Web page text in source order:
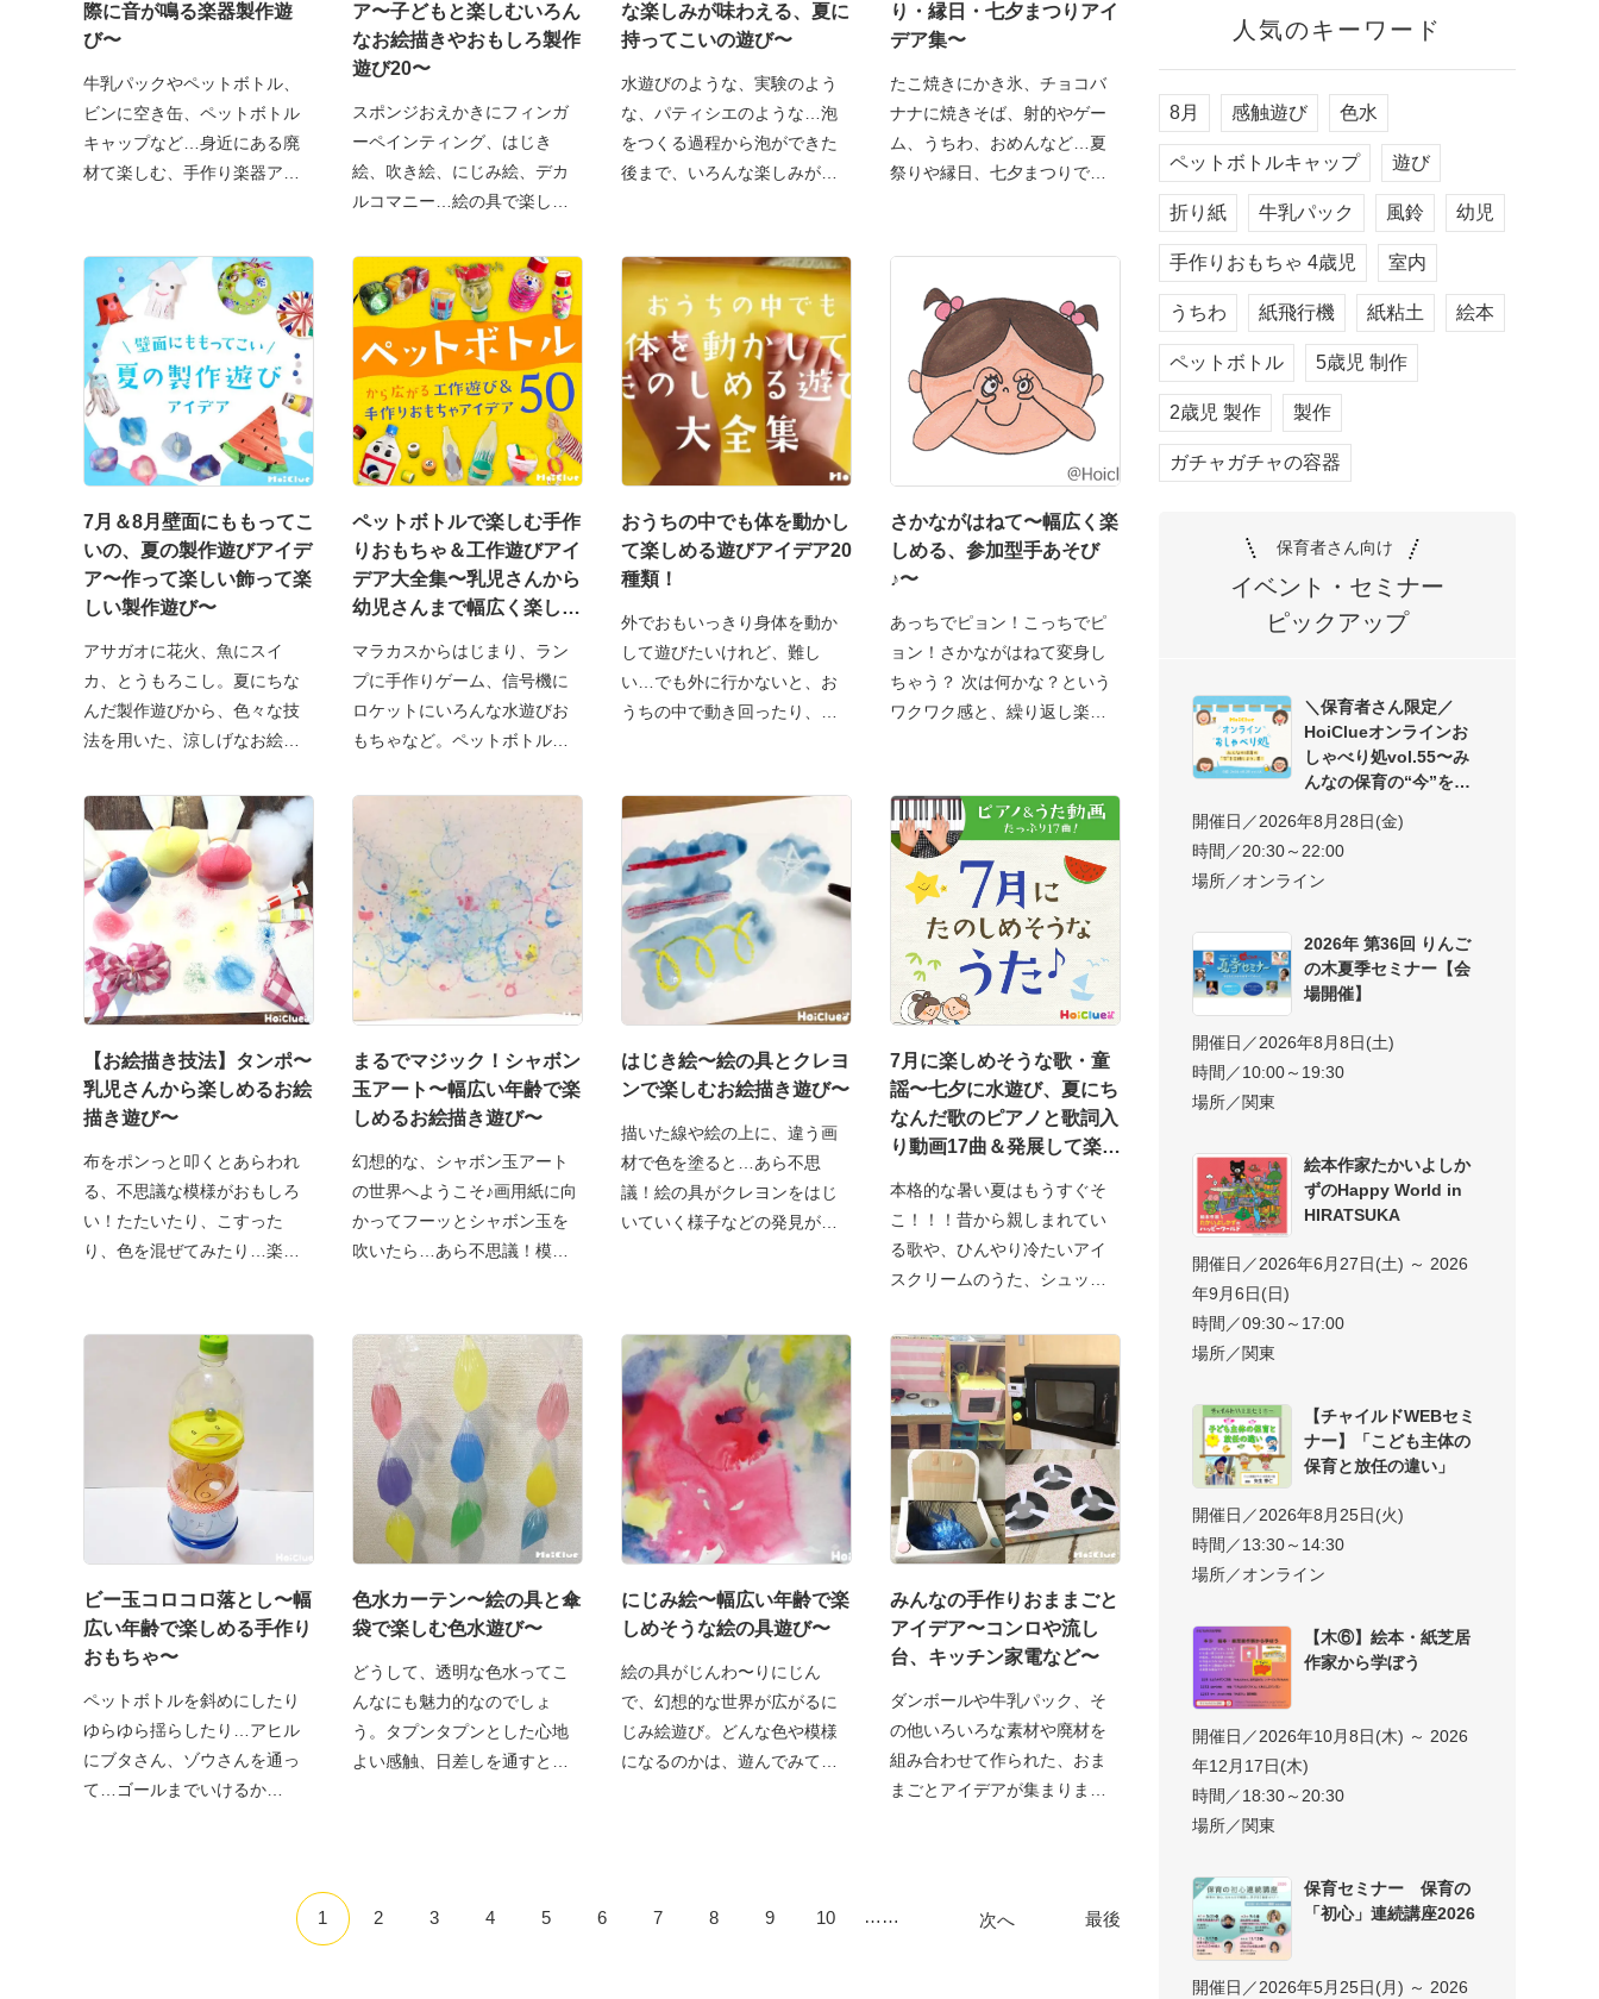
際に音が鳴る楽器製作遊
び〜
牛乳パックやペットボトル、
ビンに空き缶、ペットボトル
キャップなど…身近にある廃
材て楽しむ、手作り楽器アイ
ア〜子どもと楽しむいろん
なお絵描きやおもしろ製作
遊び20〜
スポンジおえかきにフィンガ
ーペインティング、はじき
絵、吹き絵、にじみ絵、デカ
ルコマニー…絵の具で楽しむ
な楽しみが味わえる、夏に
持ってこいの遊び〜
水遊びのような、実験のよう
な、パティシエのような…泡
をつくる過程から泡ができた
後まで、いろんな楽しみがつ
り・縁日・七夕まつりアイ
デア集〜
たこ焼きにかき氷、チョコバ
ナナに焼きそば、射的やゲー
ム、うちわ、おめんなど…夏
祭りや縁日、七夕まつりで楽
7月＆8月壁面にももってこ
いの、夏の製作遊びアイデ
ア〜作って楽しい飾って楽
しい製作遊び〜
アサガオに花火、魚にスイ
カ、とうもろこし。夏にちな
んだ製作遊びから、色々な技
法を用いた、涼しげなお絵描
ペットボトルで楽しむ手作
りおもちゃ＆工作遊びアイ
デア大全集〜乳児さんから
幼児さんまで幅広く楽しめ
マラカスからはじまり、ラン
プに手作りゲーム、信号機に
ロケットにいろんな水遊びお
もちゃなど。ペットボトル工
おうちの中でも体を動かし
て楽しめる遊びアイデア20
種類！
外でおもいっきり身体を動か
して遊びたいけれど、難し
い…でも外に行かないと、お
うちの中で動き回ったり、な
さかながはねて〜幅広く楽
しめる、参加型手あそび
♪〜
あっちでピョン！こっちでピ
ョン！さかながはねて変身し
ちゃう？ 次は何かな？という
ワクワク感と、繰り返し楽
【お絵描き技法】タンポ〜
乳児さんから楽しめるお絵
描き遊び〜
布をポンっと叩くとあらわれ
る、不思議な模様がおもしろ
い！たたいたり、こすった
り、色を混ぜてみたり…楽し
まるでマジック！シャボン
玉アート〜幅広い年齢で楽
しめるお絵描き遊び〜
幻想的な、シャボン玉アート
の世界へようこそ♪画用紙に向
かってフーッとシャボン玉を
吹いたら…あら不思議！模様
はじき絵〜絵の具とクレヨ
ンで楽しむお絵描き遊び〜
描いた線や絵の上に、違う画
材で色を塗ると…あら不思
議！絵の具がクレヨンをはじ
いていく様子などの発見が楽
7月に楽しめそうな歌・童
謡〜七夕に水遊び、夏にち
なんだ歌のピアノと歌詞入
り動画17曲＆発展して楽し
本格的な暑い夏はもうすぐそ
こ！！！昔から親しまれてい
る歌や、ひんやり冷たいアイ
スクリームのうた、シュッシ
ビー玉コロコロ落とし〜幅
広い年齢で楽しめる手作り
おもちゃ〜
ペットボトルを斜めにしたり
ゆらゆら揺らしたり…アヒル
にブタさん、ゾウさんを通っ
て…ゴールまでいけるか
色水カーテン〜絵の具と傘
袋で楽しむ色水遊び〜
どうして、透明な色水ってこ
んなにも魅力的なのでしょ
う。タプンタプンとした心地
よい感触、日差しを通すとき
にじみ絵〜幅広い年齢で楽
しめそうな絵の具遊び〜
絵の具がじんわ〜りにじん
で、幻想的な世界が広がるに
じみ絵遊び。どんな色や模様
になるのかは、遊んでみてか
みんなの手作りおままごと
アイデア〜コンロや流し
台、キッチン家電など〜
ダンボールや牛乳パック、そ
の他いろいろな素材や廃材を
組み合わせて作られた、おま
まごとアイデアが集まりまし
1 2 3 4 5 6 7 8 9 10 …… 次へ 最後
人気のキーワード
8月 感触遊び 色水
ペットボトルキャップ 遊び
折り紙 牛乳パック 風鈴 幼児
手作りおもちゃ 4歳児 室内
うちわ 紙飛行機 紙粘土 絵本
ペットボトル 5歳児 制作
2歳児 製作 製作
ガチャガチャの容器
保育者さん向け
イベント・セミナー
ピックアップ
＼保育者さん限定／
HoiClueオンラインお
しゃべり処vol.55〜み
んなの保育の“今”を交
開催日／2026年8月28日(金)
時間／20:30～22:00
場所／オンライン
2026年 第36回 りんご
の木夏季セミナー【会
場開催】
開催日／2026年8月8日(土)
時間／10:00～19:30
場所／関東
絵本作家たかいよしか
ずのHappy World in
HIRATSUKA
開催日／2026年6月27日(土) ～ 2026
年9月6日(日)
時間／09:30～17:00
場所／関東
【チャイルドWEBセミ
ナー】「こども主体の
保育と放任の違い」
開催日／2026年8月25日(火)
時間／13:30～14:30
場所／オンライン
【木⑥】絵本・紙芝居
作家から学ぼう
開催日／2026年10月8日(木) ～ 2026
年12月17日(木)
時間／18:30～20:30
場所／関東
保育セミナー 保育の
「初心」連続講座2026
開催日／2026年5月25日(月) ～ 2026